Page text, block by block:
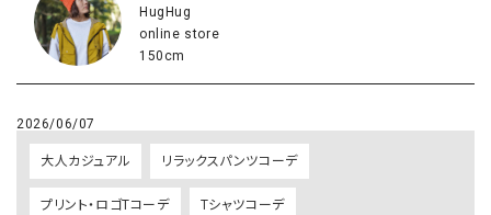
HugHug
online store
150cm
2026/06/07
大人カジュアル リラックスパンツコーデ
プリント・ロゴTコーデ Tシャツコーデ